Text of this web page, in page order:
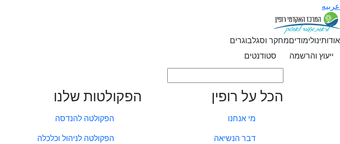
عربيه
אודותינולימודיםמחקר וסגלבוגרים
ייעוץ והרשמה
סטודנטים
הכל על רופין
מי אנחנו
דבר הנשיאה
הפקולטות שלנו
הפקולטה להנדסה
הפקולטה לניהול וכלכלה